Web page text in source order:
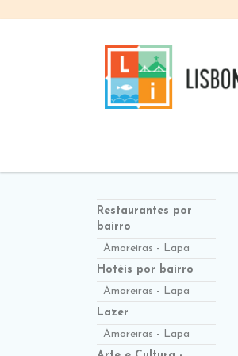
Restaurantes por
bairro
Amoreiras - Lapa
Hotéis por bairro
Amoreiras - Lapa
Lazer
Amoreiras - Lapa